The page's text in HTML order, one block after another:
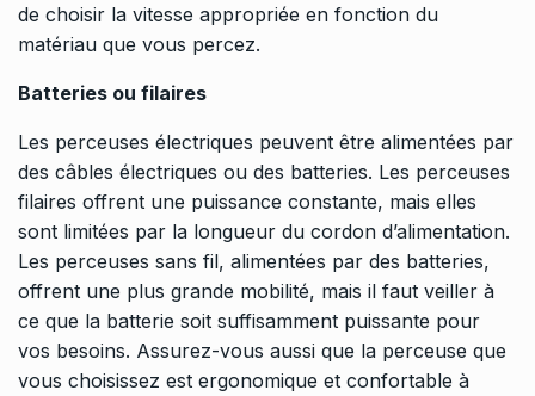
de choisir la vitesse appropriée en fonction du
matériau que vous percez.
Batteries ou filaires
Les perceuses électriques peuvent être alimentées par
des câbles électriques ou des batteries. Les perceuses
filaires offrent une puissance constante, mais elles
sont limitées par la longueur du cordon d’alimentation.
Les perceuses sans fil, alimentées par des batteries,
offrent une plus grande mobilité, mais il faut veiller à
ce que la batterie soit suffisamment puissante pour
vos besoins. Assurez-vous aussi que la perceuse que
vous choisissez est ergonomique et confortable à